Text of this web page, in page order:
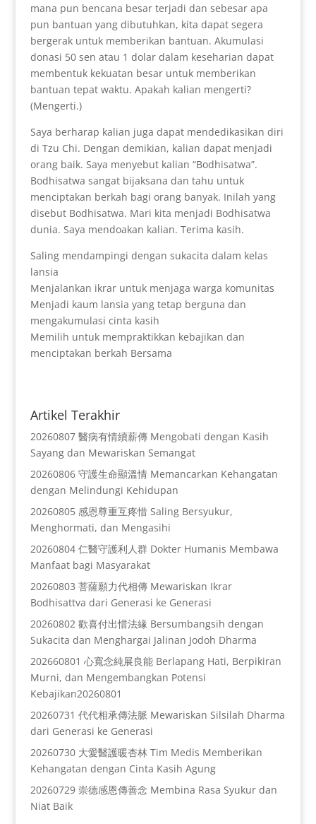
mana pun bencana besar terjadi dan sebesar apa
pun bantuan yang dibutuhkan, kita dapat segera
bergerak untuk memberikan bantuan. Akumulasi
donasi 50 sen atau 1 dolar dalam keseharian dapat
membentuk kekuatan besar untuk memberikan
bantuan tepat waktu. Apakah kalian mengerti?
(Mengerti.)
Saya berharap kalian juga dapat mendedikasikan diri
di Tzu Chi. Dengan demikian, kalian dapat menjadi
orang baik. Saya menyebut kalian “Bodhisatwa”.
Bodhisatwa sangat bijaksana dan tahu untuk
menciptakan berkah bagi orang banyak. Inilah yang
disebut Bodhisatwa. Mari kita menjadi Bodhisatwa
dunia. Saya mendoakan kalian. Terima kasih.
Saling mendampingi dengan sukacita dalam kelas
lansia
Menjalankan ikrar untuk menjaga warga komunitas
Menjadi kaum lansia yang tetap berguna dan
mengakumulasi cinta kasih
Memilih untuk mempraktikkan kebajikan dan
menciptakan berkah Bersama
Artikel Terakhir
20260807 醫病有情續薪傳 Mengobati dengan Kasih
Sayang dan Mewariskan Semangat
20260806 守護生命顯溫情 Memancarkan Kehangatan
dengan Melindungi Kehidupan
20260805 感恩尊重互疼惜 Saling Bersyukur,
Menghormati, dan Mengasihi
20260804 仁醫守護利人群 Dokter Humanis Membawa
Manfaat bagi Masyarakat
20260803 菩薩願力代相傳 Mewariskan Ikrar
Bodhisattva dari Generasi ke Generasi
20260802 歡喜付出惜法緣 Bersumbangsih dengan
Sukacita dan Menghargai Jalinan Jodoh Dharma
202660801 心寬念純展良能 Berlapang Hati, Berpikiran
Murni, dan Mengembangkan Potensi
Kebajikan20260801
20260731 代代相承傳法脈 Mewariskan Silsilah Dharma
dari Generasi ke Generasi
20260730 大愛醫護暖杏林 Tim Medis Memberikan
Kehangatan dengan Cinta Kasih Agung
20260729 崇德感恩傳善念 Membina Rasa Syukur dan
Niat Baik